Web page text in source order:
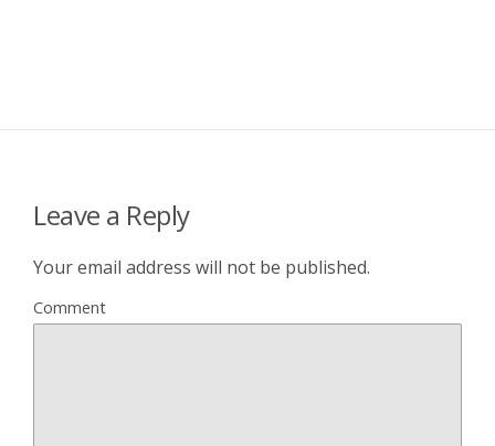
Leave a Reply
Your email address will not be published.
Comment